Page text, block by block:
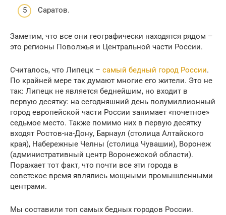
Саратов.
Заметим, что все они географически находятся рядом –
это регионы Поволжья и Центральной части России.
Считалось, что Липецк – самый бедный город России.
По крайней мере так думают многие его жители. Это не
так: Липецк не является беднейшим, но входит в
первую десятку: на сегодняшний день полумиллионный
город европейской части России занимает «почетное»
седьмое место. Также помимо них в первую десятку
входят Ростов-на-Дону, Барнаул (столица Алтайского
края), Набережные Челны (столица Чувашии), Воронеж
(административный центр Воронежской области).
Поражает тот факт, что почти все эти города в
советское время являлись мощными промышленными
центрами.
Мы составили топ самых бедных городов России.